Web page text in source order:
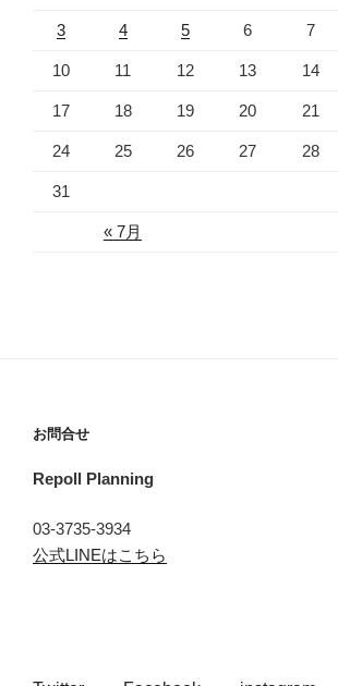
« 7月
3 4 5 6 7
10 11 12 13 14
17 18 19 20 21
24 25 26 27 28
31
お問合せ
Repoll Planning
03-3735-3934
公式LINEはこちら